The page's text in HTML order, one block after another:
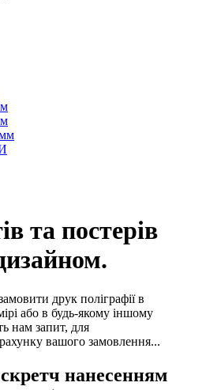
та постерів
друк поліграфії в
або в будь-якому іншому
нам запит, для
вашого замовлення...
нанесенням